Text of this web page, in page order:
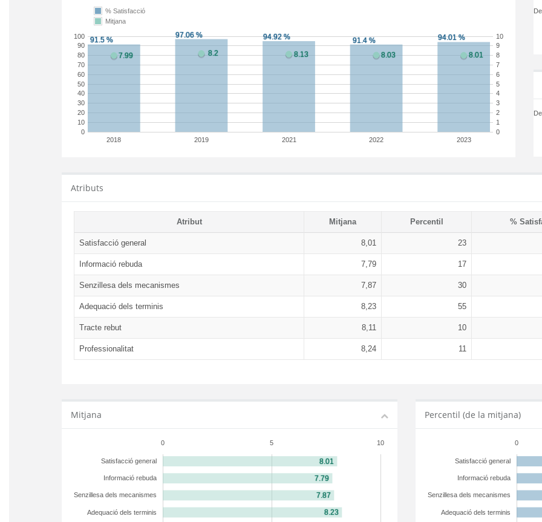
2018 2019 2021 2022 2023
0
10
20
30
40
50
60
70
80
90
100
0
1
2
3
4
5
6
7
8
9
10
% Satisfacció
Mitjana
Atributs
Atribut Mitjana Percentil %
Satisfacció general 8,01 23
Informació rebuda 7,79 17
Senzillesa dels mecanismes 7,87 30
Adequació dels terminis 8,23 55
Tracte rebut 8,11 10
Professionalitat 8,24 11
Mitjana
0 5 10
Satisfacció general
Informació rebuda
Senzillesa dels mecanismes
Adequació dels terminis
Percentil (de la mitjana)
0
Satisfacció general
Informació rebuda
Senzillesa dels mecanismes
Adequació dels terminis